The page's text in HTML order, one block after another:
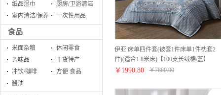
纸品湿巾
厨房/卫浴清洁
室内清洁/保养
一次性用品
食品
米面杂粮
休闲零食
调味品
干货特产
冲饮/咖啡
方便 食品
酱油
伊亚 床单四件套(被套1件床单1件枕套2
件)(适合1.8米床)【100支长绒棉/蓝】
￥ 1990.80 ￥7880.00